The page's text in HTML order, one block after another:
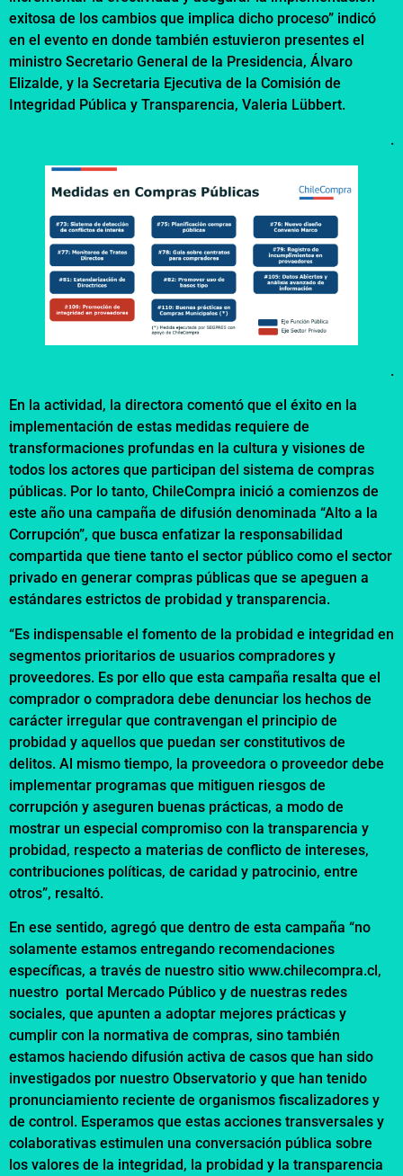
exitosa de los cambios que implica dicho proceso” indicó
en el evento en donde también estuvieron presentes el
ministro Secretario General de la Presidencia, Álvaro
Elizalde, y la Secretaria Ejecutiva de la Comisión de
Integridad Pública y Transparencia, Valeria Lübbert.
.
.
En la actividad, la directora comentó que el éxito en la
implementación de estas medidas requiere de
transformaciones profundas en la cultura y visiones de
todos los actores que participan del sistema de compras
públicas. Por lo tanto, ChileCompra inició a comienzos de
este año una campaña de difusión denominada “Alto a la
Corrupción”, que busca enfatizar la responsabilidad
compartida que tiene tanto el sector público como el sector
privado en generar compras públicas que se apeguen a
estándares estrictos de probidad y transparencia.
“Es indispensable el fomento de la probidad e integridad en
segmentos prioritarios de usuarios compradores y
proveedores. Es por ello que esta campaña resalta que el
comprador o compradora debe denunciar los hechos de
carácter irregular que contravengan el principio de
probidad y aquellos que puedan ser constitutivos de
delitos. Al mismo tiempo, la proveedora o proveedor debe
implementar programas que mitiguen riesgos de
corrupción y aseguren buenas prácticas, a modo de
mostrar un especial compromiso con la transparencia y
probidad, respecto a materias de conflicto de intereses,
contribuciones políticas, de caridad y patrocinio, entre
otros”, resaltó.
En ese sentido, agregó que dentro de esta campaña “no
solamente estamos entregando recomendaciones
específicas, a través de nuestro sitio www.chilecompra.cl,
nuestro portal Mercado Público y de nuestras redes
sociales, que apunten a adoptar mejores prácticas y
cumplir con la normativa de compras, sino también
estamos haciendo difusión activa de casos que han sido
investigados por nuestro Observatorio y que han tenido
pronunciamiento reciente de organismos fiscalizadores y
de control. Esperamos que estas acciones transversales y
colaborativas estimulen una conversación pública sobre
los valores de la integridad, la probidad y la transparencia